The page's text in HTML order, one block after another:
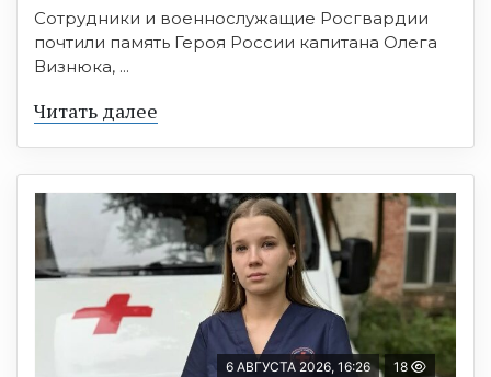
Сотрудники и военнослужащие Росгвардии
почтили память Героя России капитана Олега
Визнюка, ...
Читать далее
6 АВГУСТА 2026, 16:26 18